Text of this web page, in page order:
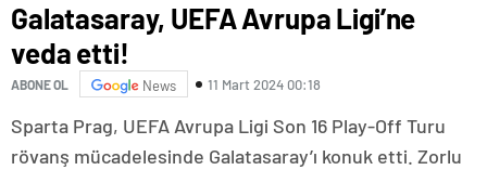
Galatasaray, UEFA Avrupa Ligi’ne
veda etti!
ABONE OL News 11 Mart 2024 00:18
Sparta Prag, UEFA Avrupa Ligi Son 16 Play-Off Turu
rövanş mücadelesinde Galatasaray’ı konuk etti. Zorlu